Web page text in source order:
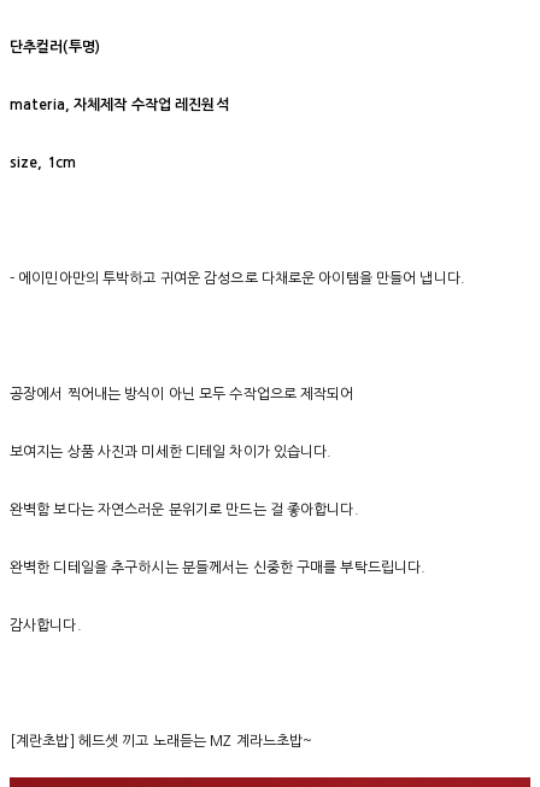
단추컬러(투명)
materia, 자체제작 수작업 레진원석
size, 1cm
- 에이민아만의 투박하고 귀여운 감성으로 다채로운 아이템을 만들어 냅니다.
공장에서 찍어내는 방식이 아닌 모두 수작업으로 제작되어
보여지는 상품 사진과 미세한 디테일 차이가 있습니다.
완벽함 보다는 자연스러운 분위기로 만드는 걸 좋아합니다.
완벽한 디테일을 추구하시는 분들께서는 신중한 구매를 부탁드립니다.
감사합니다.
[계란초밥] 헤드셋 끼고 노래듣는 MZ 계라느초밥~